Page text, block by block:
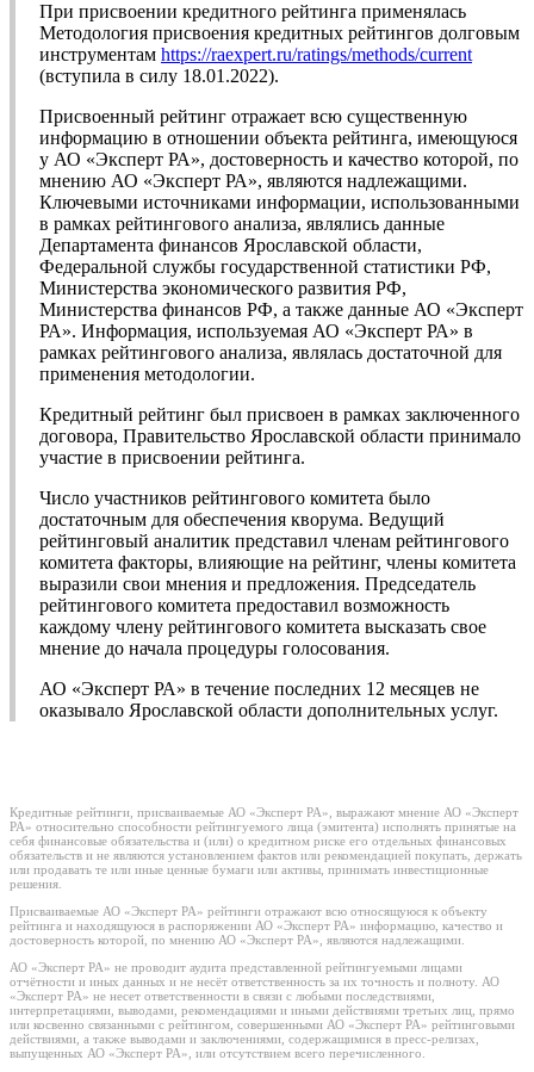
При присвоении кредитного рейтинга применялась
Методология присвоения кредитных рейтингов долговым
инструментам https://raexpert.ru/ratings/methods/current
(вступила в силу 18.01.2022).
Присвоенный рейтинг отражает всю существенную
информацию в отношении объекта рейтинга, имеющуюся
у АО «Эксперт РА», достоверность и качество которой, по
мнению АО «Эксперт РА», являются надлежащими.
Ключевыми источниками информации, использованными
в рамках рейтингового анализа, являлись данные
Департамента финансов Ярославской области,
Федеральной службы государственной статистики РФ,
Министерства экономического развития РФ,
Министерства финансов РФ, а также данные АО «Эксперт
РА». Информация, используемая АО «Эксперт РА» в
рамках рейтингового анализа, являлась достаточной для
применения методологии.
Кредитный рейтинг был присвоен в рамках заключенного
договора, Правительство Ярославской области принимало
участие в присвоении рейтинга.
Число участников рейтингового комитета было
достаточным для обеспечения кворума. Ведущий
рейтинговый аналитик представил членам рейтингового
комитета факторы, влияющие на рейтинг, члены комитета
выразили свои мнения и предложения. Председатель
рейтингового комитета предоставил возможность
каждому члену рейтингового комитета высказать свое
мнение до начала процедуры голосования.
АО «Эксперт РА» в течение последних 12 месяцев не
оказывало Ярославской области дополнительных услуг.
Кредитные рейтинги, присваиваемые АО «Эксперт РА», выражают мнение АО «Эксперт
РА» относительно способности рейтингуемого лица (эмитента) исполнять принятые на
себя финансовые обязательства и (или) о кредитном риске его отдельных финансовых
обязательств и не являются установлением фактов или рекомендацией покупать, держать
или продавать те или иные ценные бумаги или активы, принимать инвестиционные
решения.
Присваиваемые АО «Эксперт РА» рейтинги отражают всю относящуюся к объекту
рейтинга и находящуюся в распоряжении АО «Эксперт РА» информацию, качество и
достоверность которой, по мнению АО «Эксперт РА», являются надлежащими.
АО «Эксперт РА» не проводит аудита представленной рейтингуемыми лицами
отчётности и иных данных и не несёт ответственность за их точность и полноту. АО
«Эксперт РА» не несет ответственности в связи с любыми последствиями,
интерпретациями, выводами, рекомендациями и иными действиями третьих лиц, прямо
или косвенно связанными с рейтингом, совершенными АО «Эксперт РА» рейтинговыми
действиями, а также выводами и заключениями, содержащимися в пресс-релизах,
выпущенных АО «Эксперт РА», или отсутствием всего перечисленного.